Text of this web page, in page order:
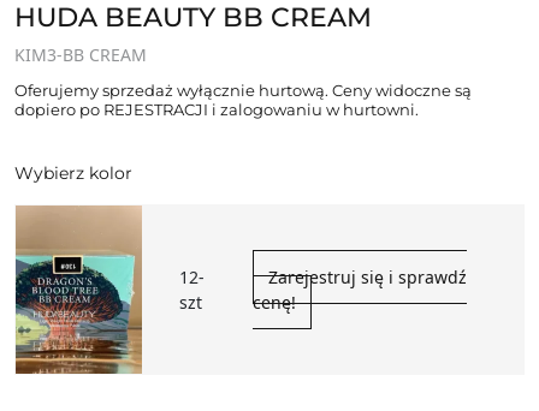
HUDA BEAUTY BB CREAM
KIM3-BB CREAM
Oferujemy sprzedaż wyłącznie hurtową. Ceny widoczne są
dopiero po REJESTRACJI i zalogowaniu w hurtowni.
Wybierz kolor
12-
szt
Zarejestruj się i sprawdź
cenę!